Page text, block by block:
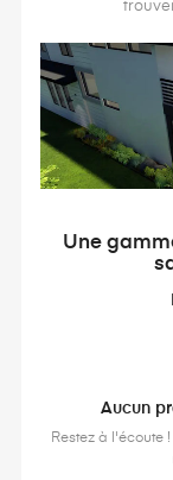
Une
Aucun
Restez à l'écoute